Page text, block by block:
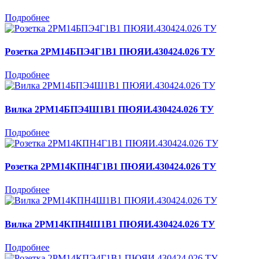
Подробнее
Розетка 2РМ14БПЭ4Г1В1 ПЮЯИ.430424.026 ТУ
Подробнее
Вилка 2РМ14БПЭ4Ш1В1 ПЮЯИ.430424.026 ТУ
Подробнее
Розетка 2РМ14КПН4Г1В1 ПЮЯИ.430424.026 ТУ
Подробнее
Вилка 2РМ14КПН4Ш1В1 ПЮЯИ.430424.026 ТУ
Подробнее